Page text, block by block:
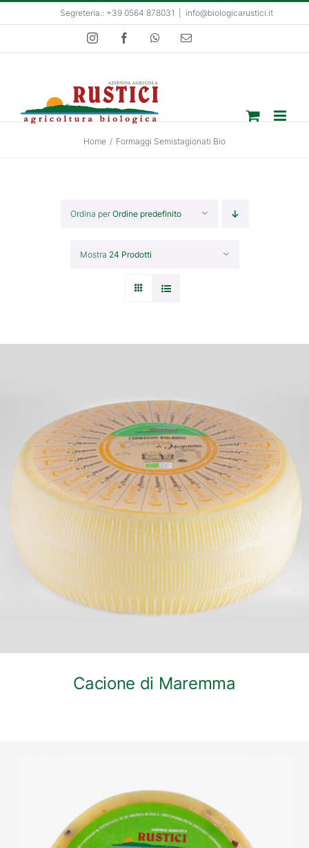
al
Segreteria.: +39 0564 878031 info@biologicarustici.it
InstagramFacebookWhatsApp
Email
Home / Formaggi Semistagionati Bio
Ordina perOrdine predefinito
Mostra 24 Prodotti
DETTAGLI
Cacione di Maremma